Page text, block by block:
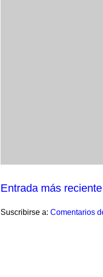
Entrada más reciente
Suscribirse a: Comentarios